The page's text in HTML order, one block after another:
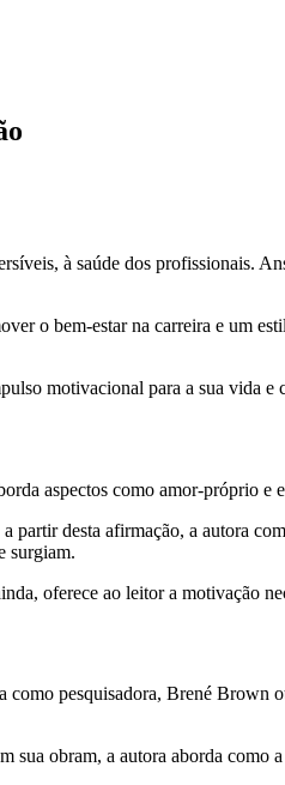
à saúde dos profissionais.
o bem-estar na carreira e um
motivacional para a sua vida
aspectos como amor-próprio e
desta afirmação, a autora
surgiam.
oferece ao leitor a motivação
pesquisadora, Brené Brown
obram, a autora aborda